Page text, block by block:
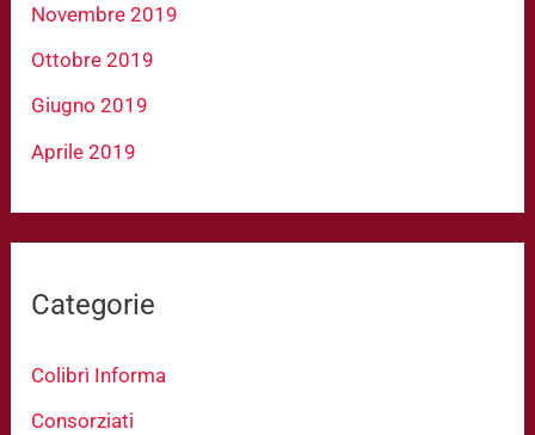
Novembre 2019
Ottobre 2019
Giugno 2019
Aprile 2019
Categorie
Colibrì Informa
Consorziati